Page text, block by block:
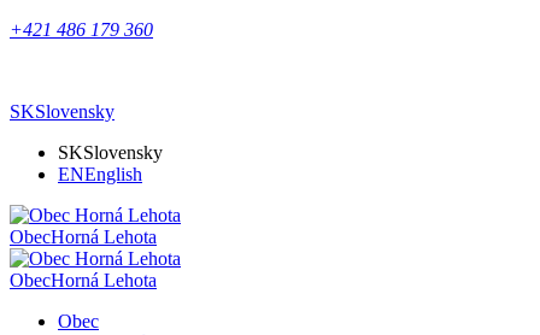
+421 486 179 360
SKSlovensky
SKSlovensky
ENEnglish
ObecHorná Lehota
ObecHorná Lehota
Obec